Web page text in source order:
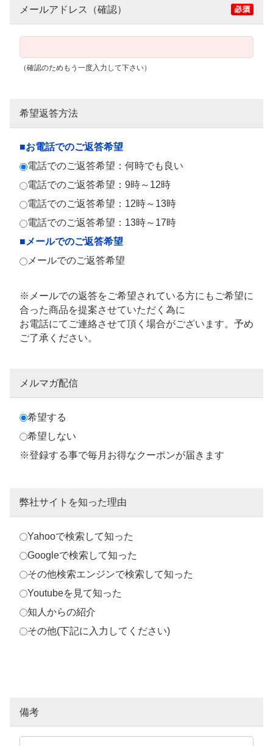
メールアドレス（確認）
（確認のためもう一度入力して下さい）
希望返答方法
■お電話でのご返答希望
電話でのご返答希望：何時でも良い
電話でのご返答希望：9時～12時
電話でのご返答希望：12時～13時
電話でのご返答希望：13時～17時
■メールでのご返答希望
メールでのご返答希望
※メールでの返答をご希望されている方にもご希望に
合った商品を提案させていただく為に
お電話にてご連絡させて頂く場合がございます。予め
ご了承ください。
メルマガ配信
希望する
希望しない
※登録する事で毎月お得なクーポンが届きます
弊社サイトを知った理由
Yahooで検索して知った
Googleで検索して知った
その他検索エンジンで検索して知った
Youtubeを見て知った
知人からの紹介
その他(下記に入力してください)
備考